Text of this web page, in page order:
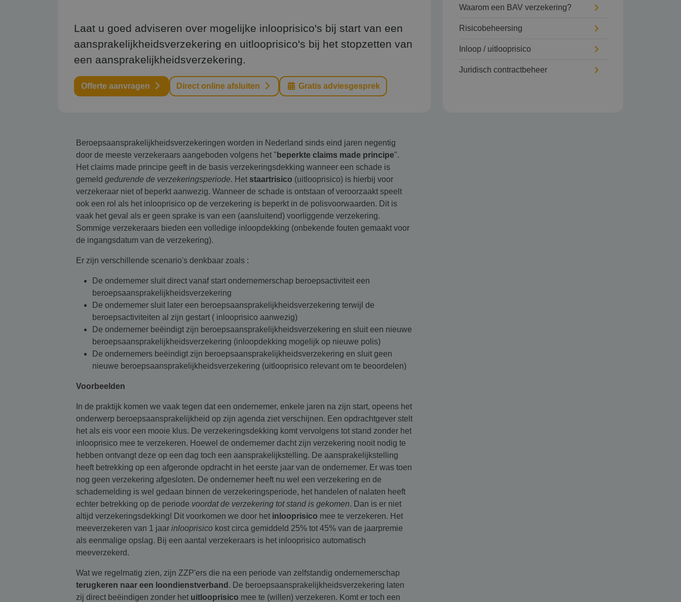
Laat u goed adviseren over mogelijke inlooprisico's bij start van een
aansprakelijkheidsverzekering en uitlooprisico's bij het stopzetten van
een aansprakelijkheidsverzekering.
Offerte aanvragen Direct online afsluiten Gratis adviesgesprek
Waarom een BAV verzekering?
Risicobeheersing
Inloop / uitlooprisico
Juridisch contractbeheer
Beroepsaansprakelijkheidsverzekeringen worden in Nederland sinds eind jaren negentig
door de meeste verzekeraars aangeboden volgens het " beperkte claims made principe".
Het claims made principe geeft in de basis verzekeringsdekking wanneer een schade is
gemeld gedurende de verzekeringsperiode. Het staartrisico (uitlooprisico) is hierbij voor
verzekeraar niet of beperkt aanwezig. Wanneer de schade is ontstaan of veroorzaakt speelt
ook een rol als het inlooprisico op de verzekering is beperkt in de polisvoorwaarden. Dit is
vaak het geval als er geen sprake is van een (aansluitend) voorliggende verzekering.
Sommige verzekeraars bieden een volledige inloopdekking (onbekende fouten gemaakt voor
de ingangsdatum van de verzekering).
Er zijn verschillende scenario's denkbaar zoals :
De ondernemer sluit direct vanaf start ondernemerschap beroepsactiviteit een
beroepsaansprakelijkheidsverzekering
De ondernemer sluit later een beroepsaansprakelijkheidsverzekering terwijl de
beroepsactiviteiten al zijn gestart ( inlooprisico aanwezig)
De ondernemer beëindigt zijn beroepsaansprakelijkheidsverzekering en sluit een nieuwe
beroepsaansprakelijkheidsverzekering (inloopdekking mogelijk op nieuwe polis)
De ondernemers beëindigt zijn beroepsaansprakelijkheidsverzekering en sluit geen
nieuwe beroepsaansprakelijkheidsverzekering (uitlooprisico relevant om te beoordelen)
Voorbeelden
In de praktijk komen we vaak tegen dat een ondernemer, enkele jaren na zijn start, opeens het
onderwerp beroepsaansprakelijkheid op zijn agenda ziet verschijnen. Een opdrachtgever stelt
het als eis voor een mooie klus. De verzekeringsdekking komt vervolgens tot stand zonder het
inlooprisico mee te verzekeren. Hoewel de ondernemer dacht zijn verzekering nooit nodig te
hebben ontvangt deze op een dag toch een aansprakelijkstelling. De aansprakelijkstelling
heeft betrekking op een afgeronde opdracht in het eerste jaar van de ondernemer. Er was toen
nog geen verzekering afgesloten. De ondernemer heeft nu wel een verzekering en de
schademelding is wel gedaan binnen de verzekeringsperiode, het handelen of nalaten heeft
echter betrekking op de periode voordat de verzekering tot stand is gekomen. Dan is er niet
altijd verzekeringsdekking! Dit voorkomen we door het inlooprisico mee te verzekeren. Het
meeverzekeren van 1 jaar inlooprisico kost circa gemiddeld 25% tot 45% van de jaarpremie
als eenmalige opslag. Bij een aantal verzekeraars is het inlooprisico automatisch
meeverzekerd.
Wat we regelmatig zien, zijn ZZP'ers die na een periode van zelfstandig ondernemerschap
terugkeren naar een loondienstverband . De beroepsaansprakelijkheidsverzekering laten
zij direct beëindigen zonder het uitlooprisico mee te (willen) verzekeren. Komt er toch een